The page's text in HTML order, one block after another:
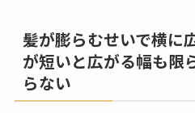
髪が膨らむせいで横に
が短いと広がる幅も限
らない